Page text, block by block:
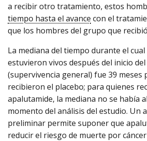
a recibir otro tratamiento, estos
tiempo hasta el avance con el
que los hombres del grupo que
La mediana del tiempo durante el
estuvieron vivos después del inicio
(supervivencia general) fue 39 meses
recibieron el placebo; para quienes
apalutamide, la mediana no se había
momento del análisis del estudio. Un
preliminar permite suponer que
reducir el riesgo de muerte por